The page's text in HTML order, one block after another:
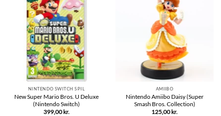
varianter.
Mulighederne
kan
vælges
på
varesiden
NINTENDO SWITCH SPIL
New Super Mario Bros. U Deluxe
(Nintendo Switch)
399,00 kr.
AMIIBO
Nintendo Amiibo Daisy (Super
Smash Bros. Collection)
125,00 kr.